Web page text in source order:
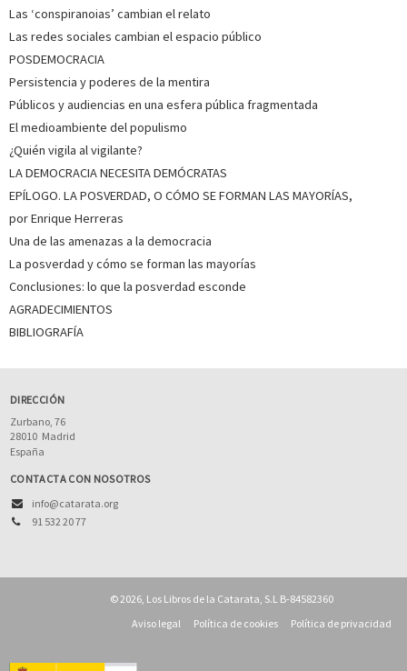
Las ‘conspiranoias’ cambian el relato
Las redes sociales cambian el espacio público
POSDEMOCRACIA
Persistencia y poderes de la mentira
Públicos y audiencias en una esfera pública fragmentada
El medioambiente del populismo
¿Quién vigila al vigilante?
LA DEMOCRACIA NECESITA DEMÓCRATAS
EPÍLOGO. LA POSVERDAD, O CÓMO SE FORMAN LAS MAYORÍAS,
por Enrique Herreras
Una de las amenazas a la democracia
La posverdad y cómo se forman las mayorías
Conclusiones: lo que la posverdad esconde
AGRADECIMIENTOS
BIBLIOGRAFÍA
DIRECCIÓN
Zurbano, 76
28010 Madrid
España
CONTACTA CON NOSOTROS
info@catarata.org
91 532 20 77
© 2026, Los Libros de la Catarata, S.L B-84582360
Aviso legal
Política de cookies Política de privacidad